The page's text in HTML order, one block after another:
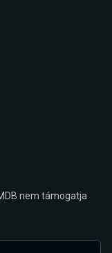
nem támogatja